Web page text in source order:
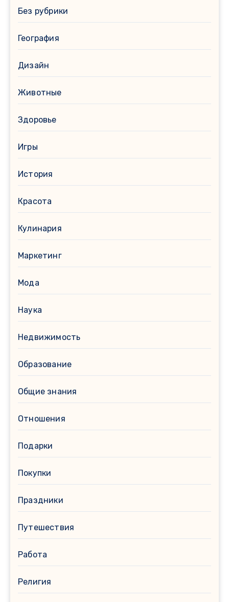
Без рубрики
География
Дизайн
Животные
Здоровье
Игры
История
Красота
Кулинария
Маркетинг
Мода
Наука
Недвижимость
Образование
Общие знания
Отношения
Подарки
Покупки
Праздники
Путешествия
Работа
Религия